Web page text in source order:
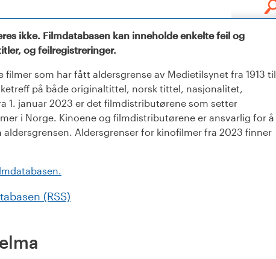
ikke. Filmdatabasen kan inneholde enkelte feil og
og feilregistreringer.
filmer som har fått aldersgrense av Medietilsynet fra 1913 til
på både originaltittel, norsk tittel, nasjonalitet,
1. januar 2023 er det filmdistributørene som setter
i Norge. Kinoene og filmdistributørene er ansvarlig for å
Aldersgrenser for kinofilmer fra 2023 finner
(RSS)